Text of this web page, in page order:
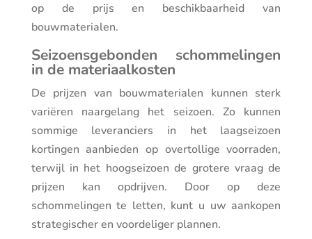
op de prijs en beschikbaarheid van
bouwmaterialen.
Seizoensgebonden schommelingen
in de materiaalkosten
De prijzen van bouwmaterialen kunnen sterk
variëren naargelang het seizoen. Zo kunnen
sommige leveranciers in het laagseizoen
kortingen aanbieden op overtollige voorraden,
terwijl in het hoogseizoen de grotere vraag de
prijzen kan opdrijven. Door op deze
schommelingen te letten, kunt u uw aankopen
strategischer en voordeliger plannen.